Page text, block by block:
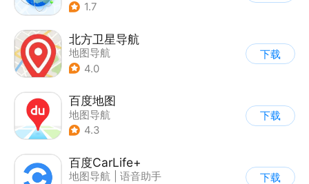
1.7
北方卫星导航
地图导航
4.0
下载
百度地图
地图导航
4.3
下载
百度CarLife+
地图导航
语音助手
下载